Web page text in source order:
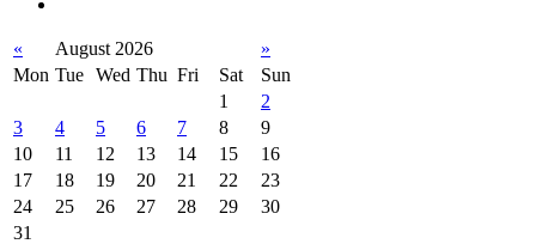
« August 2026
»
Mon Tue Wed Thu Fri Sat
Sun
1
2
3
4 5 6 7 8
9
10
11 12 13 14 15
16
17
18 19 20 21 22
23
24
25 26 27 28 29
30
31